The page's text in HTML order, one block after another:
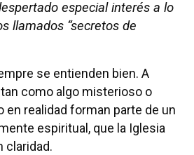
especial interés a lo
llamados “secretos de
se entienden bien. A
como algo misterioso o
en realidad forman parte de un
espiritual, que la Iglesia
claridad.